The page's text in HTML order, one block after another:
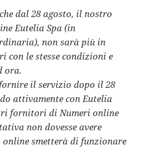
dal 28 agosto, il nostro
Eutelia Spa (in
non sarà più in
con le stesse condizioni e
ora.
il servizio dopo il 28
attivamente con Eutelia
fornitori di Numeri online
non dovesse avere
online smetterà di funzionare